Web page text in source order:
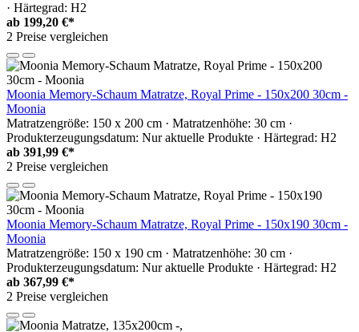
· Härtegrad: H2
ab 199,20 €*
2 Preise vergleichen
Moonia Memory-Schaum Matratze, Royal Prime - 150x200 30cm -
Moonia
Matratzengröße: 150 x 200 cm · Matratzenhöhe: 30 cm ·
Produkterzeugungsdatum: Nur aktuelle Produkte · Härtegrad: H2
ab 391,99 €*
2 Preise vergleichen
Moonia Memory-Schaum Matratze, Royal Prime - 150x190 30cm -
Moonia
Matratzengröße: 150 x 190 cm · Matratzenhöhe: 30 cm ·
Produkterzeugungsdatum: Nur aktuelle Produkte · Härtegrad: H2
ab 367,99 €*
2 Preise vergleichen